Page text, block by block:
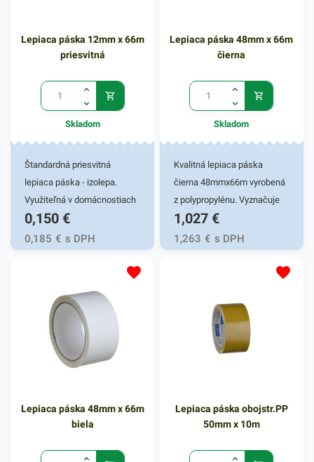
Lepiaca páska 12mm x 66m
priesvitná
Skladom
Štandardná priesvitná
lepiaca páska - izolepa.
Využiteľná v domácnostiach
a kanceláriách na balenie a
archivovanie. Odolná a
nepriepustná. Šírka pásky
0,150 €
0,185 € s DPH
Lepiaca páska 48mm x 66m
čierna
Skladom
Kvalitná lepiaca páska
čierna 48mmx66m vyrobená
z polypropylénu. Vyznačuje
sa vysokou lepivosťou a je
výborná na archivovanie a
balenie kartónov. Šírka
pásky: 48 mm Návin /dĺžka/:
1,027 €
1,263 € s DPH
Lepiaca páska 48mm x 66m
biela
Lepiaca páska obojstr.PP
50mm x 10m